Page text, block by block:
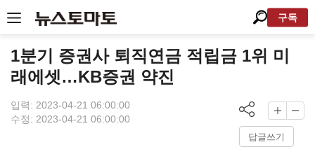
구독
1분기 증권사 퇴직연금 적립금 1위 미
래에셋…KB증권 약진
입력: 2023-04-21 06:00:00
수정: 2023-04-21 06:00:00
답글쓰기